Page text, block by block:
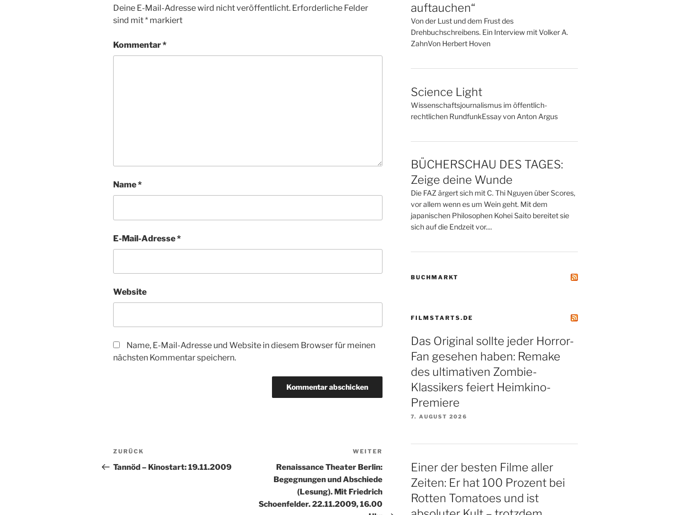
Deine E-Mail-Adresse wird nicht veröffentlicht. Erforderliche Felder
sind mit* markiert
Kommentar*
Name*
E-Mail-Adresse*
Website
Name, E-Mail-Adresse und Website in diesem Browser für meinen
nächsten Kommentar speichern.
Beitragsnavigation
Vorheriger
Beitrag
ZURÜCK
Tannöd – Kinostart: 19.11.2009
Beitrag
WEITER
Renaissance Theater Berlin:
Begegnungen und Abschiede
(Lesung). Mit Friedrich
Schoenfelder. 22.11.2009, 16.00
auftauchen“
Von der Lust und dem Frust des
Drehbuchschreibens. Ein Interview mit Volker A.
ZahnVon Herbert Hoven
Science Light
Wissenschaftsjournalismus im öffentlich-
rechtlichen RundfunkEssay von Anton Argus
BÜCHERSCHAU DES TAGES:
Zeige deine Wunde
Die FAZ ärgert sich mit C. Thi Nguyen über Scores,
vor allem wenn es um Wein geht. Mit dem
japanischen Philosophen Kohei Saito bereitet sie
sich auf die Endzeit vor....
BUCHMARKT
FILMSTARTS.DE
Das Original sollte jeder Horror-
Fan gesehen haben: Remake
des ultimativen Zombie-
Klassikers feiert Heimkino-
Premiere
7. AUGUST 2026
Einer der besten Filme aller
Zeiten: Er hat 100 Prozent bei
Rotten Tomatoes und ist